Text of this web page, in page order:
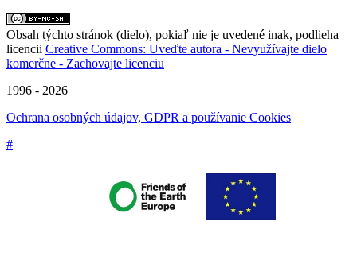
Obsah týchto stránok (dielo), pokiaľ nie je uvedené inak, podlieha
licencii Creative Commons: Uveďte autora - Nevyužívajte dielo
komerčne - Zachovajte licenciu
1996 - 2026
Ochrana osobných údajov, GDPR a používanie Cookies
#